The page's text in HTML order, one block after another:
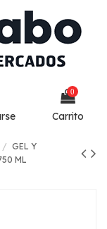
0
Carrito
GEL Y
ML